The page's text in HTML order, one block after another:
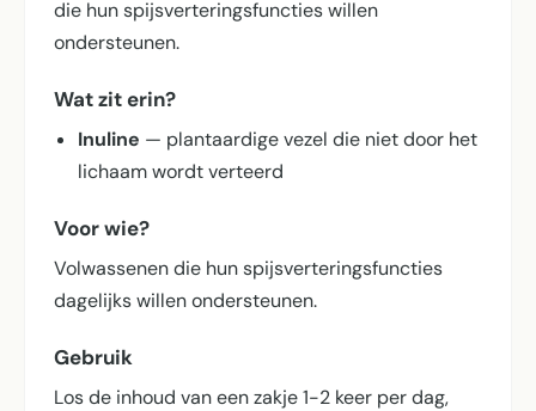
die hun spijsverterings­functies willen
ondersteunen.
Wat zit erin?
Inuline — plantaardige vezel die niet door het
lichaam wordt verteerd
Voor wie?
Volwassenen die hun spijsverterings­functies
dagelijks willen ondersteunen.
Gebruik
Los de inhoud van een zakje 1-2 keer per dag,